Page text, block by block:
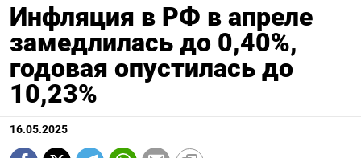
Инфляция в РФ в апреле
замедлилась до 0,40%,
годовая опустилась до
10,23%
16.05.2025